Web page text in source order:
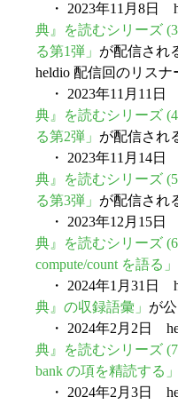
・ 2023年11月8日
典』を読むシリーズ
る第1弾」 が配信され
heldio 配信回のリスナ
・ 2023年11月11日
典』を読むシリーズ
る第2弾」 が配信され
・ 2023年11月14日
典』を読むシリーズ
る第3弾」 が配信され
・ 2023年12月15日
典』を読むシリーズ
compute/count を語る」
・ 2024年1月31日
典』の収録語彙」 が
・ 2024年2月2日
典』を読むシリーズ
bank の項を精読する」
・ 2024年2月3日